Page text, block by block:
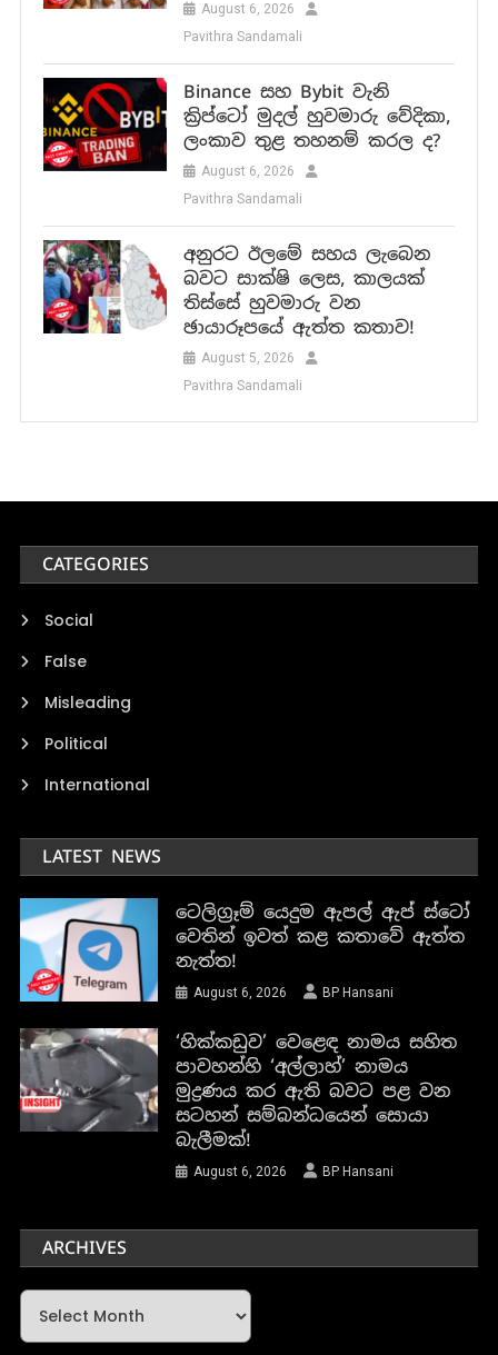
August 6, 2026
Pavithra Sandamali
Binance සහ Bybit වැනි
ක්‍රිප්ටෝ මුදල් හුවමාරු වේදිකා,
ලංකාව තුළ තහනම් කරල ද?
August 6, 2026
Pavithra Sandamali
අනුරට ඊලමේ සහය ලැබෙන
බවට සාක්ෂි ලෙස, කාලයක්
තිස්සේ හුවමාරු වන
ඡායාරූපයේ ඇත්ත කතාව!
August 5, 2026
Pavithra Sandamali
CATEGORIES
Social
False
Misleading
Political
International
LATEST NEWS
ටෙලිග්‍රෑම් යෙදුම ඇපල් ඇප් ස්ටෝ
වෙතින් ඉවත් කළ කතාවේ ඇත්ත
නැත්ත!
August 6, 2026 BP Hansani
‘හික්කඩුව’ වෙළෙඳ නාමය සහිත
පාවහන්හි ‘අල්ලාහ්’ නාමය
මුද්‍රණය කර ඇති බවට පළ වන
සටහන් සම්බන්ධයෙන් සොයා
බැලීමක්!
August 6, 2026 BP Hansani
ARCHIVES
Archives